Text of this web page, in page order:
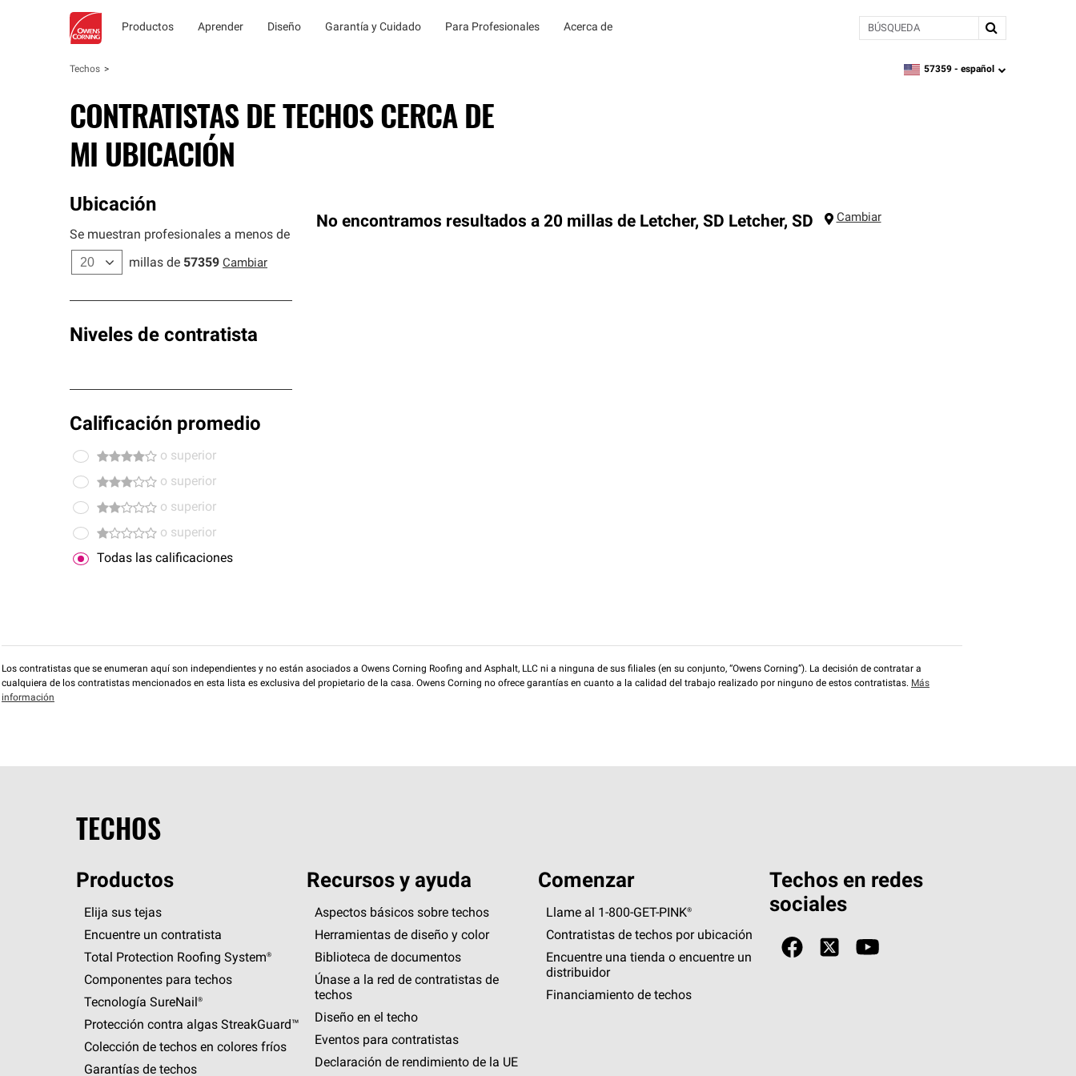
Productos Aprender Diseño Garantía y Cuidado Para Profesionales Acerca de BÚSQUEDA
Techos zipcode,language
57359 - español
CONTRATISTAS DE TECHOS CERCA DE
MI UBICACIÓN
Ubicación
Se muestran profesionales a menos de
millas de 57359 Cambiar
Niveles de contratista
Calificación promedio
o superior
o superior
o superior
o superior
Todas las calificaciones
No encontramos resultados a 20 millas de Letcher, SD Letcher, SD Cambiar
Los contratistas que se enumeran aquí son independientes y no están asociados a Owens Corning Roofing and Asphalt, LLC ni a ninguna de sus filiales (en su conjunto, “Owens Corning”). La decisión de contratar a
cualquiera de los contratistas mencionados en esta lista es exclusiva del propietario de la casa. Owens Corning no ofrece garantías en cuanto a la calidad del trabajo realizado por ninguno de estos contratistas. Más
información
TECHOS
Productos
Elija sus tejas
Encuentre un contratista
Total Protection Roofing System®
Componentes para techos
Tecnología SureNail®
Protección contra algas StreakGuard™
Colección de techos en colores fríos
Garantías de techos
Recursos y ayuda
Aspectos básicos sobre techos
Herramientas de diseño y color
Biblioteca de documentos
Únase a la red de contratistas de
techos
Diseño en el techo
Eventos para contratistas
Declaración de rendimiento de la UE
Comenzar
Llame al 1-800-GET -PINK®
Contratistas de techos por ubicación
Encuentre una tienda o encuentre un
distribuidor
Financiamiento de techos
Techos en redes
sociales